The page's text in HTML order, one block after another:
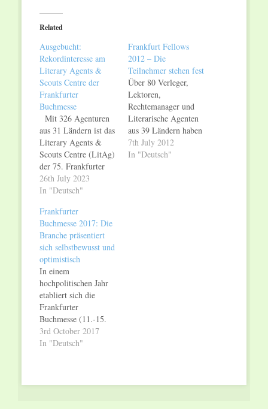
(Opens
in
new
Related
Ausgebucht:
Rekordinteresse am
Literary Agents &
Scouts Centre der
Frankfurter
Buchmesse
Mit 326 Agenturen
aus 31 Ländern ist das
Literary Agents &
Scouts Centre (LitAg)
der 75. Frankfurter
Buchmesse (18.-22.
Oktober 2023)
sind 548 Arbeitstische
belegt – ein Rekord,
der selbst die
hervorragenden
Bilanzen der Jahre vor
der Corona-Krise
übersteigt (2018: 528
Tische; 2019: 522
Tische). Zu den…
26th July 2023
In "Deutsch"
Frankfurt Fellows
2012 – Die
Teilnehmer stehen fest
Über 80 Verleger,
Lektoren,
Rechtemanager und
Literarische Agenten
aus 39 Ländern haben
sich um die Teilnahme
am renommierten
7th July 2012
In "Deutsch"
Frankfurter
Buchmesse 2017: Die
Branche präsentiert
sich selbstbewusst und
optimistisch
In einem
hochpolitischen Jahr
etabliert sich die
Frankfurter
Buchmesse (11.-15.
Oktober 2017) mehr
denn je zu einem
3rd October 2017
In "Deutsch"